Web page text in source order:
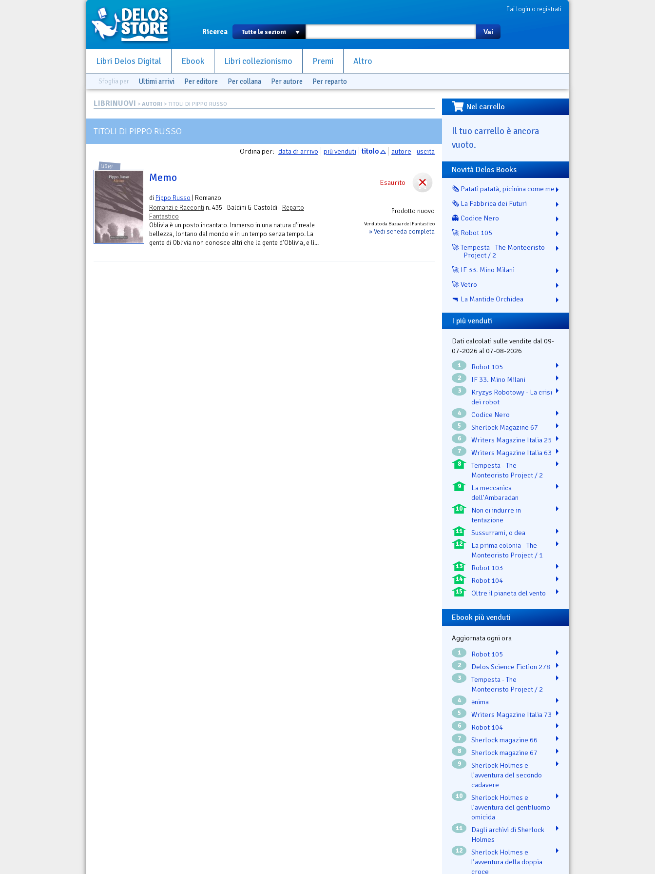
Fai login o registrati
Ricerca Vai
Libri Delos Digital Ebook Libri collezionismo Premi Altro
Sfoglia per Ultimi arrivi Per editore Per collana Per autore Per reparto
LIBRINUOVI > AUTORI > TITOLI DI PIPPO RUSSO
TITOLI DI PIPPO RUSSO
Ordina per: data di arrivo più venduti titolo autore uscita
Esaurito
Prodotto nuovo
Venduto da Bazaar del Fantastico
» Vedi scheda completa
LIBRI
Memo
di Pippo Russo | Romanzo
Romanzi e Racconti n. 435 - Baldini & Castoldi - Reparto
Fantastico
Oblivia è un posto incantato. Immerso in una natura d’irreale
bellezza, lontano dal mondo e in un tempo senza tempo. La
gente di Oblivia non conosce altri che la gente d’Oblivia, e lì...
Nel carrello
Il tuo carrello è ancora
vuoto.
Novità Delos Books
🗞️ Patatì patatà, picinina come me
🗞️ La Fabbrica dei Futuri
👻 Codice Nero
🚀 Robot 105
🚀 Tempesta - The Montecristo
Project / 2
🚀 IF 33. Mino Milani
🚀 Vetro
🔫 La Mantide Orchidea
I più venduti
Dati calcolati sulle vendite dal 09-
07-2026 al 07-08-2026
1 Robot 105
2 IF 33. Mino Milani
3
Kryzys Robotowy - La crisi
dei robot
4 Codice Nero
5 Sherlock Magazine 67
6 Writers Magazine Italia 25
7 Writers Magazine Italia 63
8
Tempesta - The
Montecristo Project / 2
9
La meccanica
dell'Ambaradan
10
Non ci indurre in
tentazione
11 Sussurrami, o dea
12
La prima colonia - The
Montecristo Project / 1
13 Robot 103
14 Robot 104
15 Oltre il pianeta del vento
Ebook più venduti
Aggiornata ogni ora
1 Robot 105
2 Delos Science Fiction 278
3
Tempesta - The
Montecristo Project / 2
4 ənima
5 Writers Magazine Italia 73
6 Robot 104
7 Sherlock magazine 66
8 Sherlock magazine 67
9
Sherlock Holmes e
l'avventura del secondo
cadavere
10
Sherlock Holmes e
l’avventura del gentiluomo
omicida
11
Dagli archivi di Sherlock
Holmes
12
Sherlock Holmes e
l’avventura della doppia
croce